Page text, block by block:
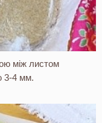
між листом
3-4 мм.